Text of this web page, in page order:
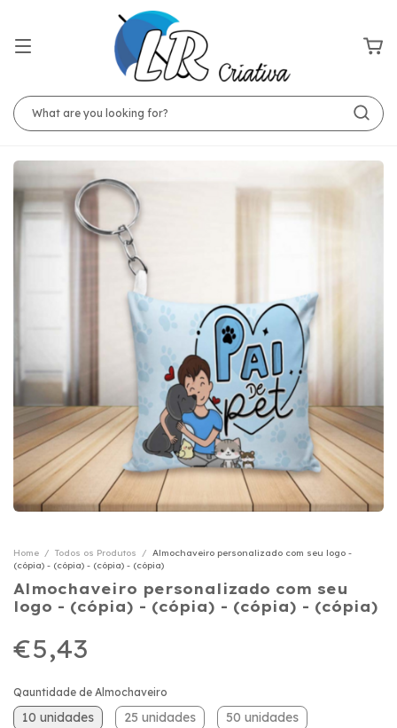
Home / Todos os Produtos / Almochaveiro personalizado com seu logo -
(cópia) - (cópia) - (cópia) - (cópia)
Almochaveiro personalizado com seu
logo - (cópia) - (cópia) - (cópia) - (cópia)
€5,43
Qauntidade de Almochaveiro
10 unidades 25 unidades 50 unidades